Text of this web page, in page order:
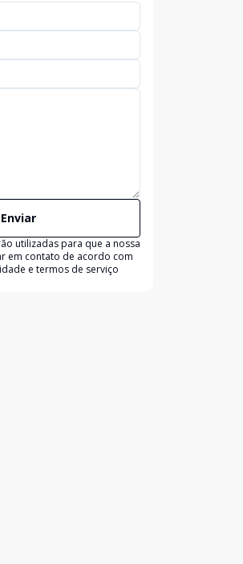
Enviar
utilizadas para que a nossa
em contato de acordo com
e termos de serviço